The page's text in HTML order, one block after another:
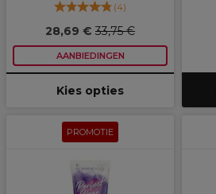
(4)
28,69 € 33,75 €
AANBIEDINGEN
Kies opties
PROMOTIE